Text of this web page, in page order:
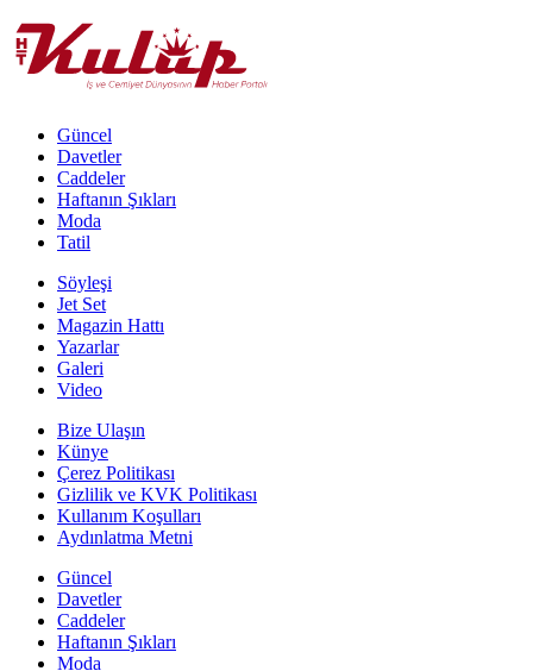
Güncel
Davetler
Caddeler
Haftanın Şıkları
Moda
Tatil
Söyleşi
Jet Set
Magazin Hattı
Yazarlar
Galeri
Video
Bize Ulaşın
Künye
Çerez Politikası
Gizlilik ve KVK Politikası
Kullanım Koşulları
Aydınlatma Metni
Güncel
Davetler
Caddeler
Haftanın Şıkları
Moda